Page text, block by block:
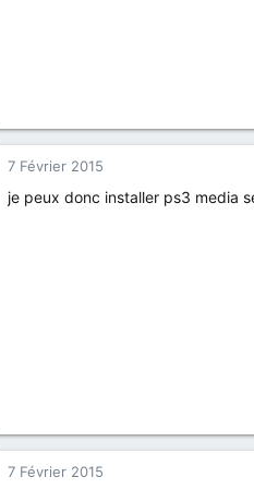
7 Février 2015
je peux donc installer ps3 media
7 Février 2015